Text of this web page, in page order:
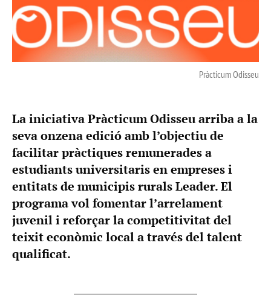
Pràcticum Odisseu
La iniciativa Pràcticum Odisseu arriba a la
seva onzena edició amb l’objectiu de
facilitar pràctiques remunerades a
estudiants universitaris en empreses i
entitats de municipis rurals Leader. El
programa vol fomentar l’arrelament
juvenil i reforçar la competitivitat del
teixit econòmic local a través del talent
qualificat.